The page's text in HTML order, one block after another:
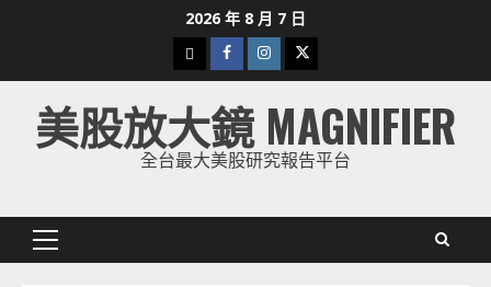
2026 年 8 月 7 日
下
載
美
股
Facebook
Instagram
Twitter
美股放大鏡 MAGNIFIER
全台最大美股研究報告平台
Primary